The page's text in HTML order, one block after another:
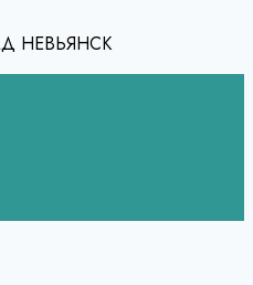
НЕВЬЯНСК